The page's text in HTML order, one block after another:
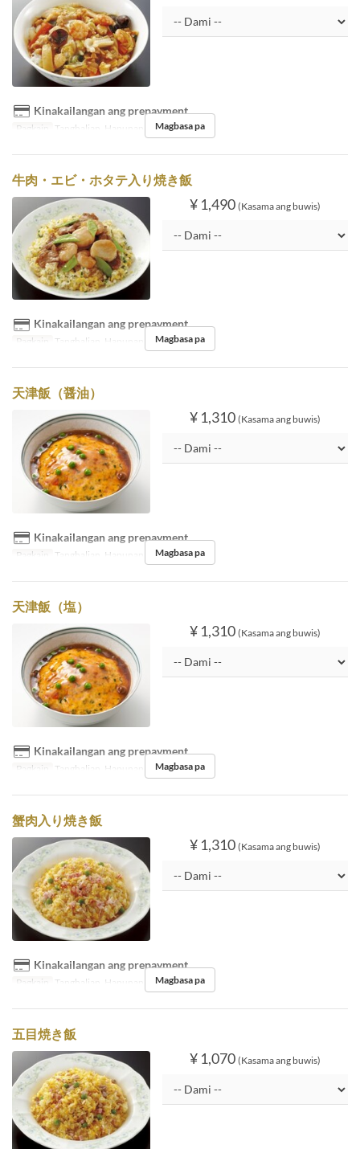
Kinakailangan ang prepayment
Pagkain Tanghalian, Hapunan Magbasa pa
牛肉・エビ・ホタテ入り焼き飯
¥ 1,490 (Kasama ang buwis)
Kinakailangan ang prepayment
Pagkain Tanghalian, Hapunan Magbasa pa
天津飯（醤油）
¥ 1,310 (Kasama ang buwis)
Kinakailangan ang prepayment
Pagkain Tanghalian, Hapunan Magbasa pa
天津飯（塩）
¥ 1,310 (Kasama ang buwis)
Kinakailangan ang prepayment
Pagkain Tanghalian, Hapunan Magbasa pa
蟹肉入り焼き飯
¥ 1,310 (Kasama ang buwis)
Kinakailangan ang prepayment
Pagkain Tanghalian, Hapunan Magbasa pa
五目焼き飯
¥ 1,070 (Kasama ang buwis)